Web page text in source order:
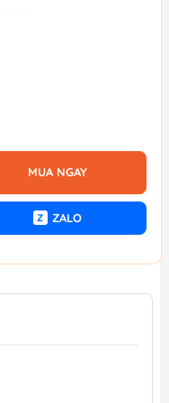
MUA NGAY
Z ZALO